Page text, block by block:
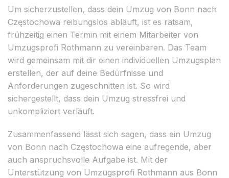
Um sicherzustellen, dass dein Umzug von Bonn nach
Częstochowa reibungslos abläuft, ist es ratsam,
frühzeitig einen Termin mit einem Mitarbeiter von
Umzugsprofi Rothmann zu vereinbaren. Das Team
wird gemeinsam mit dir einen individuellen Umzugsplan
erstellen, der auf deine Bedürfnisse und
Anforderungen zugeschnitten ist. So wird
sichergestellt, dass dein Umzug stressfrei und
unkompliziert verläuft.
Zusammenfassend lässt sich sagen, dass ein Umzug
von Bonn nach Częstochowa eine aufregende, aber
auch anspruchsvolle Aufgabe ist. Mit der
Unterstützung von Umzugsprofi Rothmann aus Bonn